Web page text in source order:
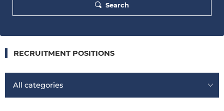
Search
RECRUITMENT POSITIONS